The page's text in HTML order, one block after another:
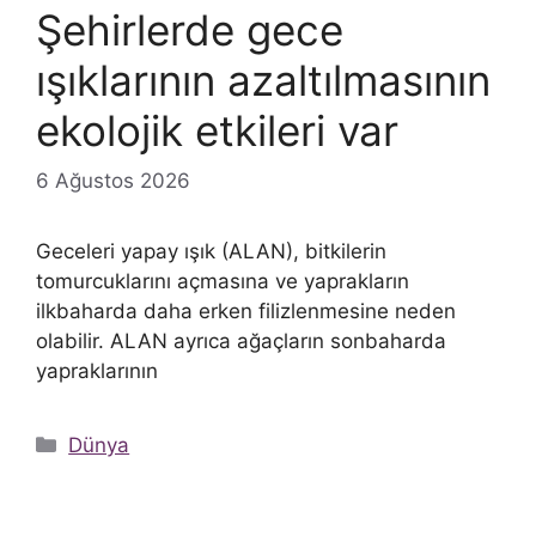
Şehirlerde gece
ışıklarının azaltılmasının
ekolojik etkileri var
6 Ağustos 2026
Geceleri yapay ışık (ALAN), bitkilerin
tomurcuklarını açmasına ve yaprakların
ilkbaharda daha erken filizlenmesine neden
olabilir. ALAN ayrıca ağaçların sonbaharda
yapraklarının
Kategoriler
Dünya